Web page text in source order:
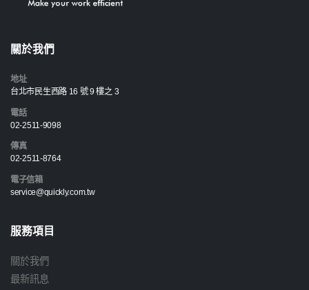
關於我們
地址
台北市民生西路 16 號 9 樓之 3
電話
02-2511-9098
傳真
02-2511-8764
電子信箱
service@quickly.com.tw
服務項目
關於我們
最新訊息